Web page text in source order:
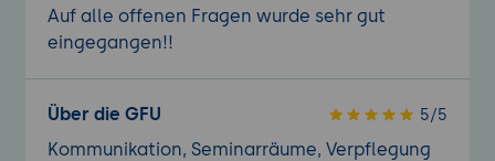
Auf alle offenen Fragen wurde sehr gut
eingegangen!!
Über die GFU 5/5
Kommunikation, Seminarräume, Verpflegung